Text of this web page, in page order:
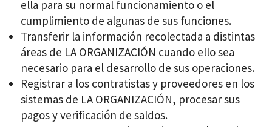
ella para su normal funcionamiento o el
cumplimiento de algunas de sus funciones.
Transferir la información recolectada a distintas
áreas de LA ORGANIZACIÓN cuando ello sea
necesario para el desarrollo de sus operaciones.
Registrar a los contratistas y proveedores en los
sistemas de LA ORGANIZACIÓN, procesar sus
pagos y verificación de saldos.